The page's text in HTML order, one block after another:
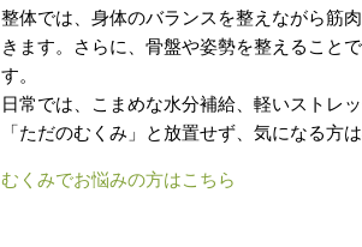
整体では、身体のバランスを整えながら筋
きます。さらに、骨盤や姿勢を整えること
す。
日常では、こまめな水分補給、軽いストレ
「ただのむくみ」と放置せず、気になる方
むくみでお悩みの方はこちら